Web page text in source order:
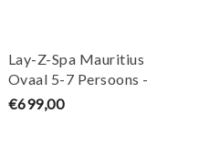
Lay-Z-Spa Mauritius
Ovaal 5-7 Persoons -
Bestway
€699,00